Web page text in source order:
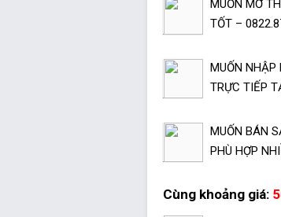
MUỐN MỞ
TỐT –
MUỐN
TRỰC TIẾP
MUỐN BÁN
PHÙ HỢP
Cùng khoảng giá: